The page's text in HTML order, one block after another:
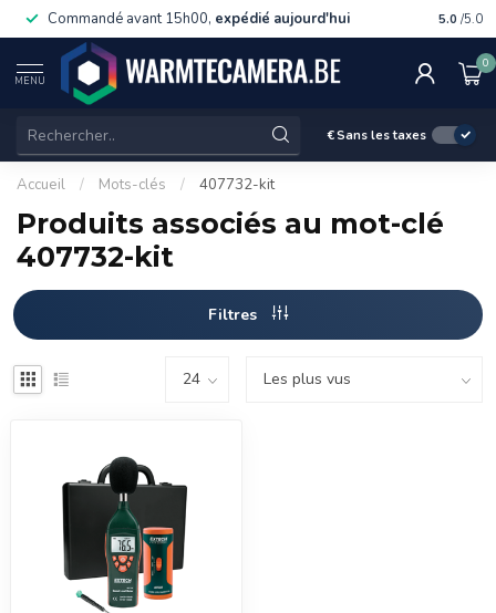
Commandé avant 15h00, expédié aujourd'hui 5.0 /5.0
MENU
0
€Sans les taxes
Accueil / Mots-clés / 407732-kit
Produits associés au mot-clé
407732-kit
Filtres